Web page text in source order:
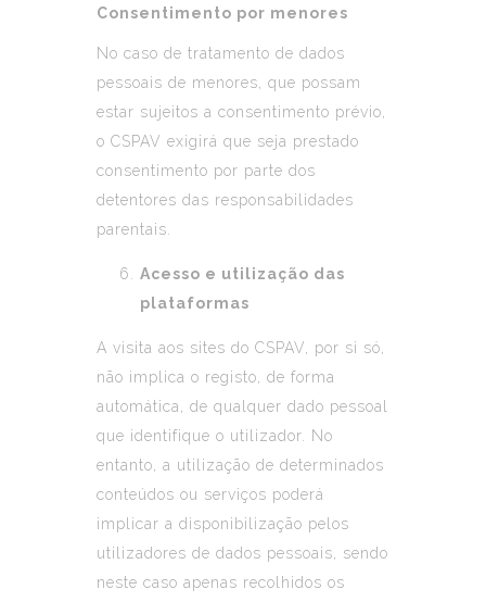
Consentimento por menores
No caso de tratamento de dados
pessoais de menores, que possam
estar sujeitos a consentimento prévio,
o CSPAV exigirá que seja prestado
consentimento por parte dos
detentores das responsabilidades
parentais.
Acesso e utilização das
plataformas
A visita aos sites do CSPAV, por si só,
não implica o registo, de forma
automática, de qualquer dado pessoal
que identifique o utilizador. No
entanto, a utilização de determinados
conteúdos ou serviços poderá
implicar a disponibilização pelos
utilizadores de dados pessoais, sendo
neste caso apenas recolhidos os